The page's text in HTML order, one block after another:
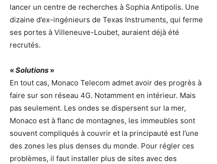
lancer un centre de recherches à Sophia Antipolis. Une
dizaine d’ex-ingénieurs de Texas Instruments, qui ferme
ses portes à Villeneuve-Loubet, auraient déjà été
recrutés.
«Solutions »
En tout cas, Monaco Telecom admet avoir des progrès à
faire sur son réseau 4G. Notamment en intérieur. Mais
pas seulement. Les ondes se dispersent sur la mer,
Monaco est à flanc de montagnes, les immeubles sont
souvent compliqués à couvrir et la principauté est l’une
des zones les plus denses du monde. Pour régler ces
problèmes, il faut installer plus de sites avec des